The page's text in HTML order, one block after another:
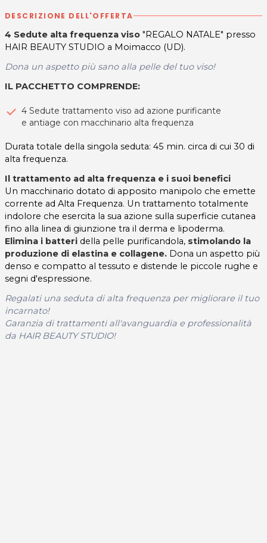
DESCRIZIONE DELL'OFFERTA
4 Sedute alta frequenza viso "REGALO NATALE" presso
HAIR BEAUTY STUDIO a Moimacco (UD).
Dona un aspetto più sano alla pelle del tuo viso!
IL PACCHETTO COMPRENDE:
4 Sedute trattamento viso ad azione purificante
e antiage con macchinario alta frequenza
Durata totale della singola seduta: 45 min. circa di cui 30 di
alta frequenza.
Il trattamento ad alta frequenza e i suoi benefici
Un macchinario dotato di apposito manipolo che emette
corrente ad Alta Frequenza. Un trattamento totalmente
indolore che esercita la sua azione sulla superficie cutanea
fino alla linea di giunzione tra il derma e lipoderma.
Elimina i batteri della pelle purificandola, stimolando la
produzione di elastina e collagene. Dona un aspetto più
denso e compatto al tessuto e distende le piccole rughe e
segni d'espressione.
Regalati una seduta di alta frequenza per migliorare il tuo
incarnato!
Garanzia di trattamenti all'avanguardia e professionalità
da HAIR BEAUTY STUDIO!